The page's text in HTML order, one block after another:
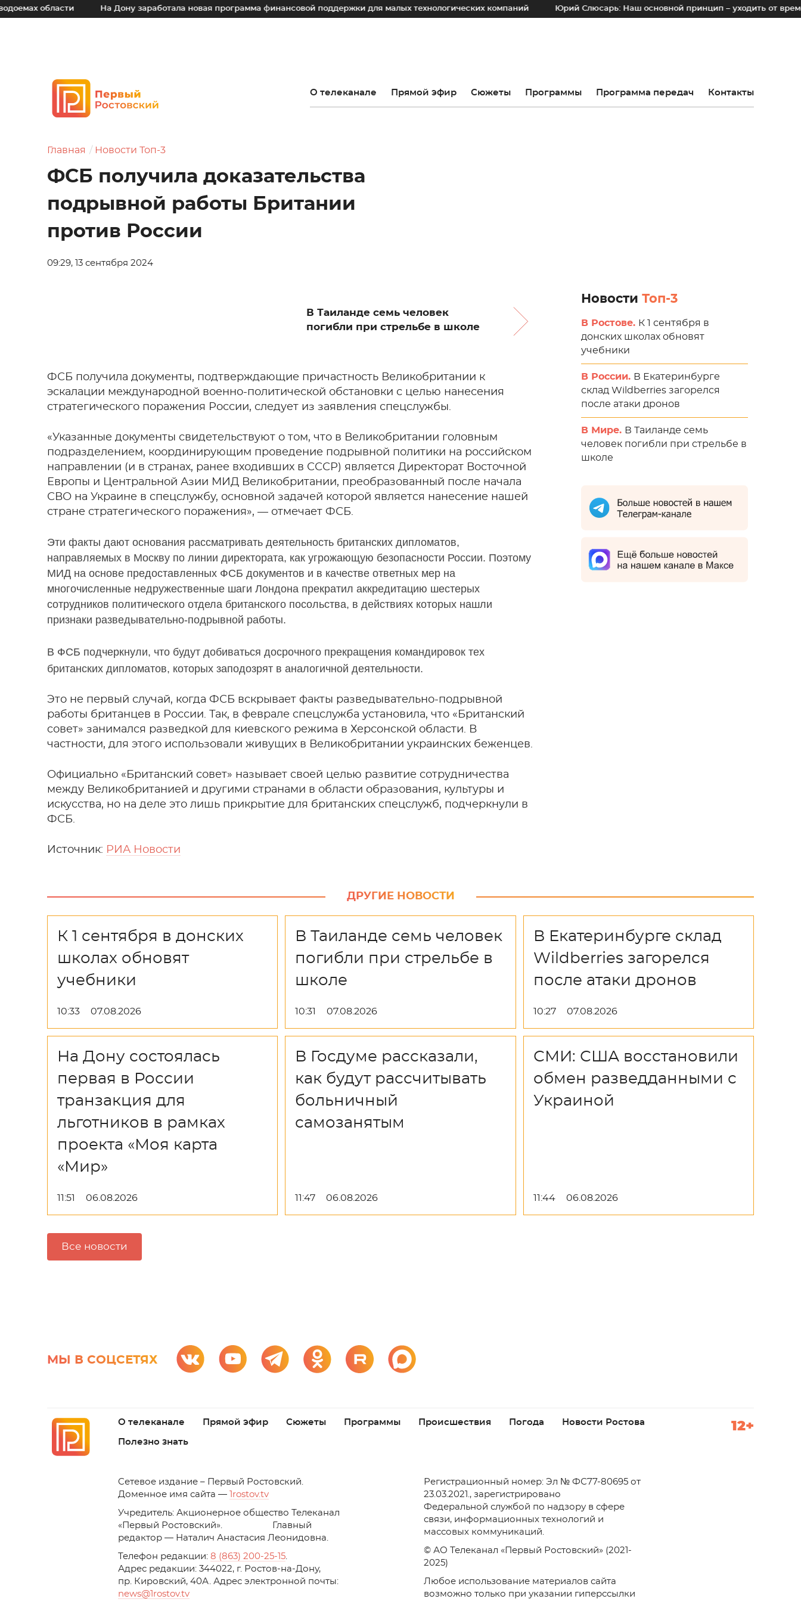
области На Дону заработала новая программа финансовой поддержки для малых технологических компаний Юрий Слюсарь: Наш основной принцип – уходить от временных
О телеканале Прямой эфир Сюжеты Программы Программа передач Контакты
Главная Новости Топ-3
ФСБ получила доказательства
подрывной работы Британии
против России
09:29, 13 сентября 2024
В Таиланде семь человек
погибли при стрельбе в школе
ФСБ получила документы, подтверждающие причастность Великобритании к
эскалации международной военно-политической обстановки с целью нанесения
стратегического поражения России, следует из заявления спецслужбы.
«Указанные документы свидетельствуют о том, что в Великобритании головным
подразделением, координирующим проведение подрывной политики на российском
направлении (и в странах, ранее входивших в СССР) является Директорат Восточной
Европы и Центральной Азии МИД Великобритании, преобразованный после начала
СВО на Украине в спецслужбу, основной задачей которой является нанесение нашей
стране стратегического поражения», — отмечает ФСБ.
Эти факты дают основания рассматривать деятельность британских дипломатов,
направляемых в Москву по линии директората, как угрожающую безопасности России. Поэтому
МИД на основе предоставленных ФСБ документов и в качестве ответных мер на
многочисленные недружественные шаги Лондона прекратил аккредитацию шестерых
сотрудников политического отдела британского посольства, в действиях которых нашли
признаки разведывательно-подрывной работы.
В ФСБ подчеркнули, что будут добиваться досрочного прекращения командировок тех
британских дипломатов, которых заподозрят в аналогичной деятельности.
Это не первый случай, когда ФСБ вскрывает факты разведывательно-подрывной
работы британцев в России. Так, в феврале спецслужба установила, что «Британский
cовет» занимался разведкой для киевского режима в Херсонской области. В
частности, для этого использовали живущих в Великобритании украинских беженцев.
Официально «Британский совет» называет своей целью развитие сотрудничества
между Великобританией и другими странами в области образования, культуры и
искусства, но на деле это лишь прикрытие для британских спецслужб, подчеркнули в
ФСБ.
Источник: РИА Новости
Новости Топ-3
В Ростове. К 1 сентября в
донских школах обновят
учебники
В России. В Екатеринбурге
склад Wildberries загорелся
после атаки дронов
В Мире. В Таиланде семь
человек погибли при стрельбе в
школе
ДРУГИЕ НОВОСТИ
К 1 сентября в донских
школах обновят
учебники
10:33 07.08.2026
В Таиланде семь человек
погибли при стрельбе в
школе
10:31 07.08.2026
В Екатеринбурге склад
Wildberries загорелся
после атаки дронов
10:27 07.08.2026
На Дону состоялась
первая в России
транзакция для
льготников в рамках
проекта «Моя карта
«Мир»
11:51 06.08.2026
В Госдуме рассказали,
как будут рассчитывать
больничный
самозанятым
11:47 06.08.2026
СМИ: США восстановили
обмен разведданными с
Украиной
11:44 06.08.2026
Все новости
МЫ В СОЦСЕТЯХ
О телеканале Прямой эфир Сюжеты Программы Происшествия Погода Новости Ростова
Полезно знать
12+
Cетевое издание – Первый Ростовский.
Доменное имя сайта —
1rostov.tv
Учредитель: Акционерное общество Телеканал
«Первый Ростовский». Главный
редактор — Наталич Анастасия Леонидовна.
Телефон редакции: 8 (863) 200-25-15.
Адрес редакции: 344022, г. Ростов-на-Дону,
пр. Кировский, 40А. Адрес электронной почты:
news@1rostov.tv
Регистрационный номер: Эл № ФС77-80695 от
23.03.2021., зарегистрировано
Федеральной службой по надзору в сфере
связи, информационных технологий и
массовых коммуникаций.
© АО Телеканал «Первый Ростовский» (2021-
2025)
Любое использование материалов сайта
возможно только при указании гиперссылки